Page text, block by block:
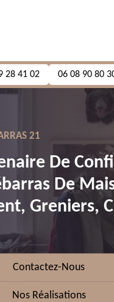
28 41 02 06 08 90 80
21
De
De
Greniers,
Contactez-Nous
Nos Réalisations